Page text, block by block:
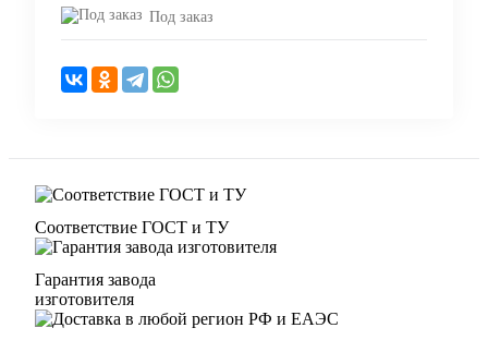
Под заказ
Соответствие ГОСТ и ТУ
Гарантия завода
изготовителя